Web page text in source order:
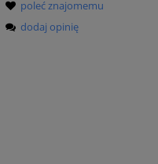
poleć znajomemu
dodaj opinię